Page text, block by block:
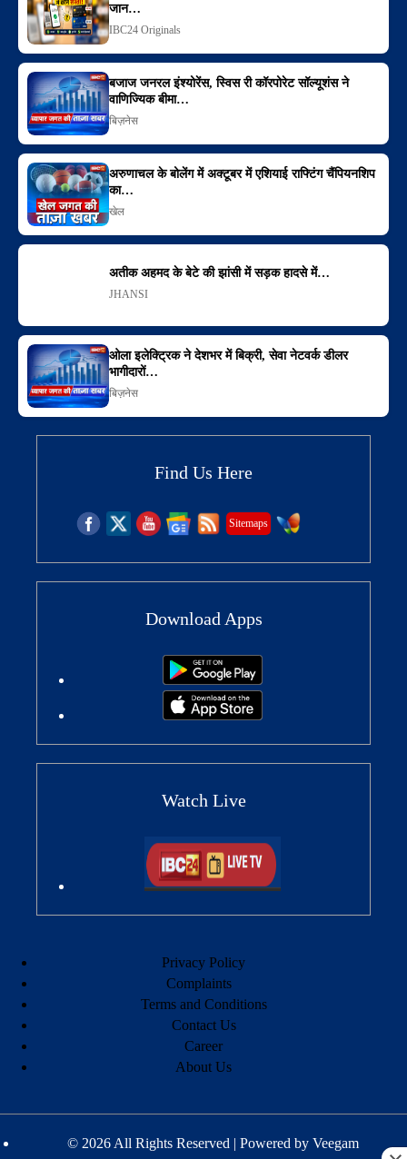
जान…
IBC24 Originals
बजाज जनरल इंश्योरेंस, स्विस री कॉरपोरेट सॉल्यूशंस ने
वाणिज्यिक बीमा…
बिज़नेस
अरुणाचल के बोलेंग में अक्टूबर में एशियाई राफ्टिंग चैंपियनशिप
का…
खेल
अतीक अहमद के बेटे की झांसी में सड़क हादसे में…
JHANSI
ओला इलेक्ट्रिक ने देशभर में बिक्री, सेवा नेटवर्क डीलर
भागीदारों…
बिज़नेस
Find Us Here
Sitemaps
Download Apps
Watch Live
Privacy Policy
Complaints
Terms and Conditions
Contact Us
Career
About Us
© 2026 All Rights Reserved | Powered by Veegam